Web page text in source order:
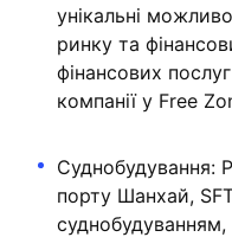
унікальні
ринку та
фінансових
компанії у Free
Суднобудування:
порту Шанхай,